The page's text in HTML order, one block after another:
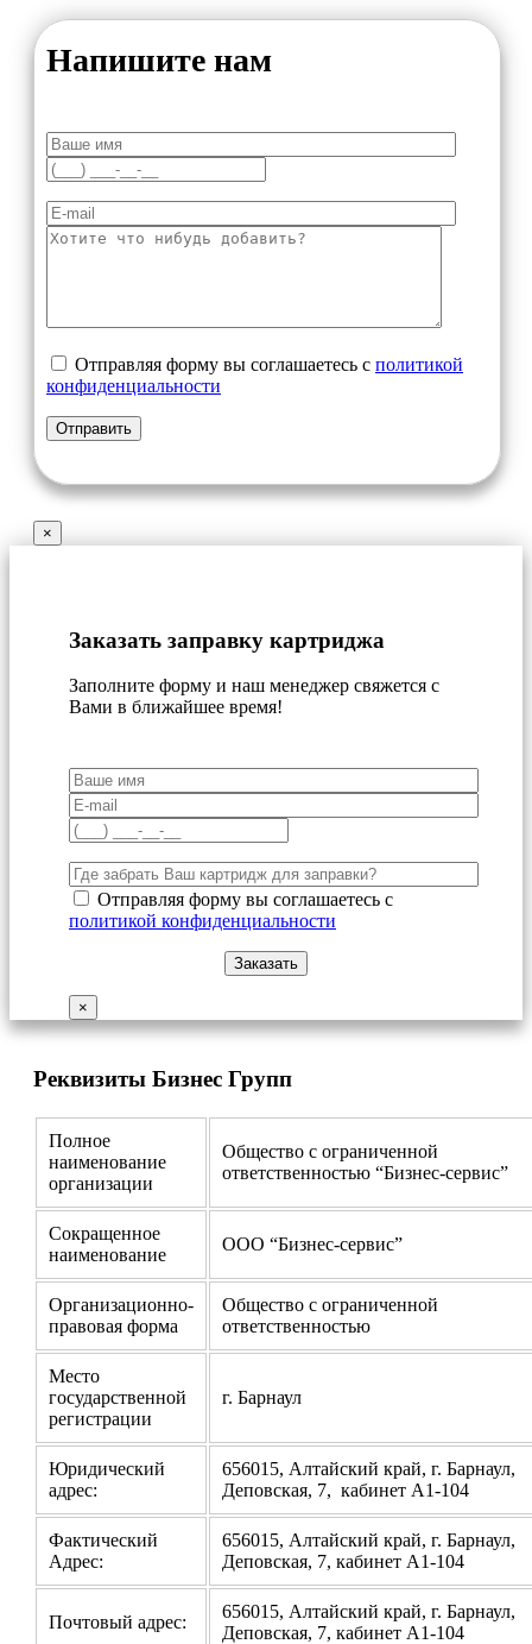
Напишите нам
Отправляя форму вы соглашаетесь с политикой
конфиденциальности
×
Заказать заправку картриджа
Заполните форму и наш менеджер свяжется с
Вами в ближайшее время!
Отправляя форму вы соглашаетесь с
политикой конфиденциальности
×
Реквизиты Бизнес Групп
Полное
наименование
организации
Общество с ограниченной
ответственностью “Бизнес-сервис”
Сокращенное
наименование
ООО “Бизнес-сервис”
Организационно-
правовая форма
Общество с ограниченной
ответственностью
Место
государственной
регистрации
г. Барнаул
Юридический
адрес:
656015, Алтайский край, г. Барнаул,
Деповская, 7, кабинет А1-104
Фактический
Адрес:
656015, Алтайский край, г. Барнаул,
Деповская, 7, кабинет А1-104
Почтовый адрес:
656015, Алтайский край, г. Барнаул,
Деповская, 7, кабинет А1-104